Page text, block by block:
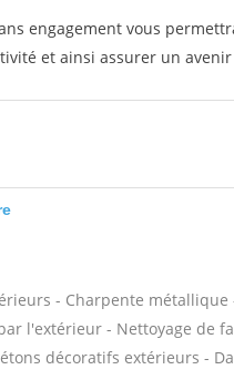
engagement vous
et ainsi assurer un
- Charpente
l'extérieur - Nettoyage de
décoratifs extérieurs -